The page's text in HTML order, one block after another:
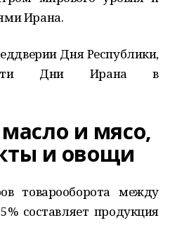
Ирана.
Дня Республики,
Дни Ирана в
и мясо,
и овощи
товарооборота между
составляет продукция